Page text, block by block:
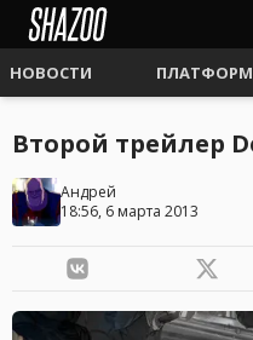
НОВОСТИ
Второй трейлер
Андрей
18:56, 6 марта 2013